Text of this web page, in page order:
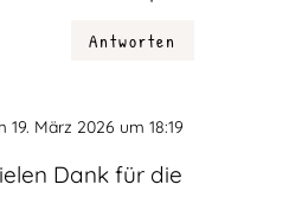
Antworten
19. März 2026 um 18:19
Dank für die